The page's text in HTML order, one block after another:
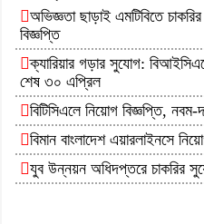
অভিজ্ঞতা ছাড়াই এমটিবিতে
বিজ্ঞপ্তি
ক্যারিয়ার গড়ার সুযোগ:
শেষ ৩০ এপ্রিল
বিটিসিএলে নিয়োগ বিজ্ঞপ্তি,
বিমান বাংলাদেশ এয়ারলাইনসে
যুব উন্নয়ন অধিদপ্তরে চাকরির